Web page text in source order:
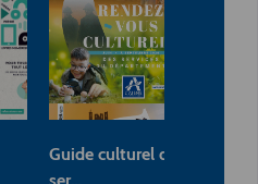
Guide culturel des
ser…